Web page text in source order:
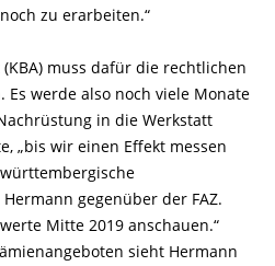
zu erarbeiten.“
muss dafür die rechtlichen
Es werde also noch viele Monate
in die Werkstatt
„bis wir einen Effekt messen
gegenüber der FAZ.
Mitte 2019 anschauen.“
sieht Hermann